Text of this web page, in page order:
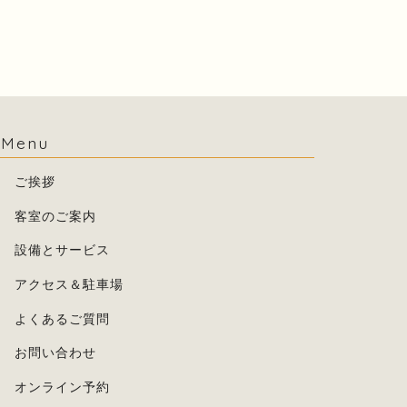
Menu
ご挨拶
客室のご案内
設備とサービス
アクセス＆駐車場
よくあるご質問
お問い合わせ
オンライン予約